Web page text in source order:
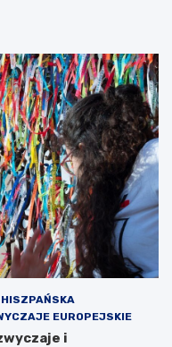
EUROPEJSKIE
i